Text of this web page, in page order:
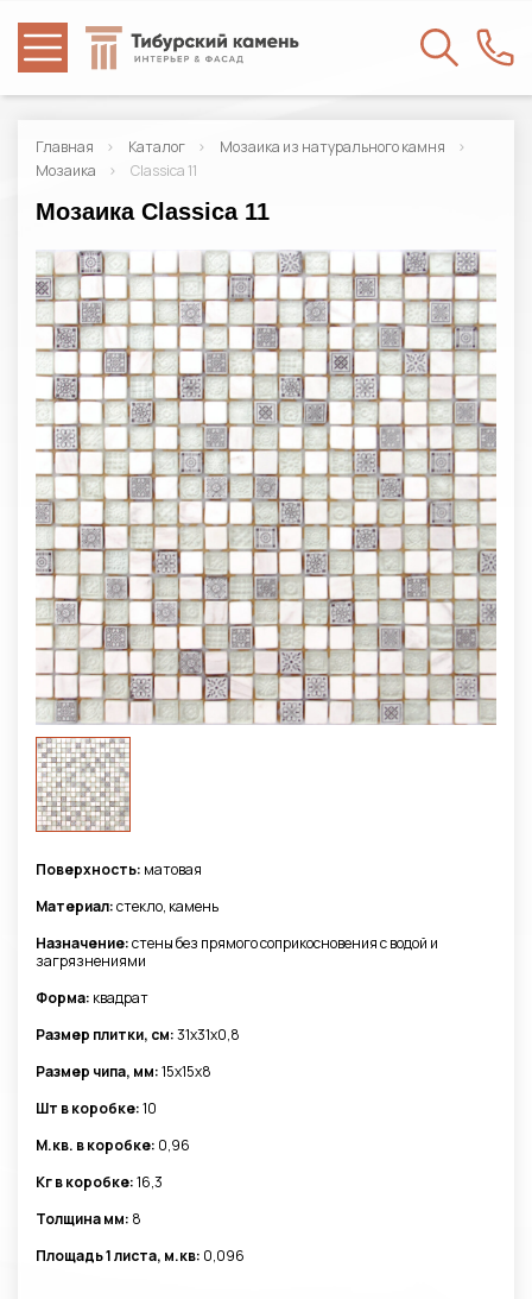
Главная Каталог
Мозаика из натурального камня
Мозаика
Classica 11
Мозаика Classica 11
Поверхность: матовая
Материал:стекло, камень
Назначение:стены без прямого соприкосновения с водой и
загрязнениями
Форма: квадрат
Размер плитки, см:31x31x0,8
Размер чипа, мм:15x15x8
Шт в коробке:10
М.кв. в коробке: 0,96
Кг в коробке:16,3
Толщина мм: 8
Площадь 1 листа, м.кв: 0,096